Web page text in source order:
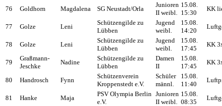
76 Goldhorn Magdalena SG Neustadt/Orla
Junioren
II weibl.
15.08.
15:30
KK
77 Golze Leni
Schützengilde zu
Lübben
Jugend
weibl.
15.08.
14:20
78 Golze Leni
Schützengilde zu
Lübben
Jugend
weibl.
15.08.
17:45
KK
79
Graßmann-
Jeschke
Nadine
Schützengilde zu
Lübben
Damen
II
15.08.
17:45
KK
80 Handrosch Fynn
Schützenverein
Kroppenstedt e.V.
Schüler
männl.
15.08.
11:40
81 Hanke Maja
PSV Olympia Berlin
e.V.
Junioren
II weibl.
15.08.
08:35